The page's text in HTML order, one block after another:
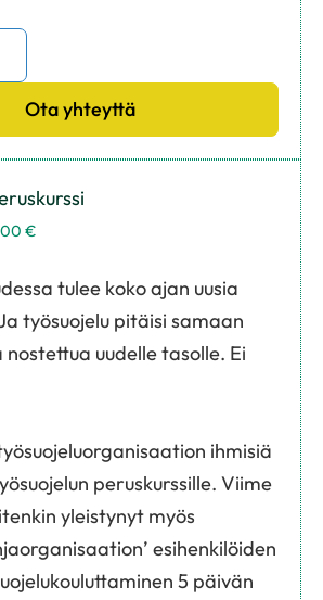
Ota yhteyttä
€
tulee koko ajan uusia
työsuojelu pitäisi samaan
uudelle tasolle. Ei
ihmisiä
peruskurssille. Viime
yleistynyt myös
esihenkilöiden
5 päivän